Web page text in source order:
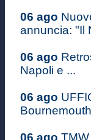
06 ago
annuncia: "Il
06 ago
Napoli e ...
06 ago
06 ago